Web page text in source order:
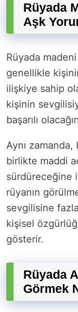
Rüyada
Aşk
Rüyada
genellikle
ilişkiye sahip
kişinin
başarılı
Aynı
birlikte maddi
sürdüreceğine
rüyanın
sevgilisine
kişisel
gösterir.
Rüyada
Görmek